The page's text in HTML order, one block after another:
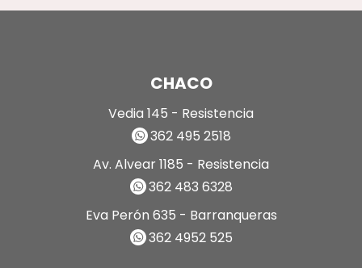
CHACO
Vedia 145 - Resistencia
362 495 2518
Av. Alvear 1185 - Resistencia
362 483 6328
Eva Perón 635 - Barranqueras
362 4952 525